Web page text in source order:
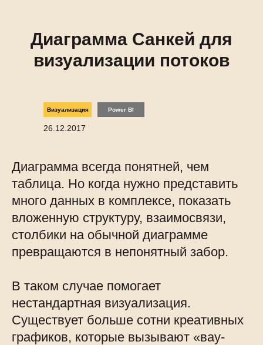
Диаграмма Санкей для
визуализации потоков
26.12.2017
Визуализация Power BI
Диаграмма всегда понятней, чем
таблица. Но когда нужно представить
много данных в комплексе, показать
вложенную структуру, взаимосвязи,
столбики на обычной диаграмме
превращаются в непонятный забор.
В таком случае помогает
нестандартная визуализация.
Существует больше сотни креативных
графиков, которые вызывают «вау-